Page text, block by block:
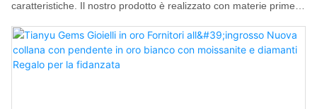
caratteristiche. Il nostro prodotto è realizzato con materie prime
che hanno superato rigorosi test condotti da personale
specializzato. Il prodotto è progettato per offrire vantaggi
superiori. Inoltre, il suo design estetico è curato nei minimi